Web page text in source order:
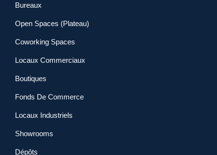
Bureaux
Open Spaces (Plateau)
Coworking Spaces
Locaux Commerciaux
Boutiques
Fonds De Commerce
Locaux Industriels
Showrooms
Dépôts